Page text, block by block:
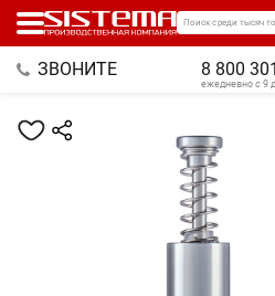
Поиск среди тысяч
ЗВОНИТЕ 8 800
ежедневно с 9